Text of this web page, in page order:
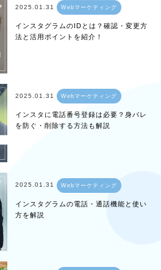
2025.01.31 Webマーケティング
インスタグラムのIDとは？確認・変更方
法と活用ポイントを紹介！
2025.01.31 Webマーケティング
インスタに電話番号登録は必要？身バレ
を防ぐ・削除する方法も解説
2025.01.31 Webマーケティング
インスタグラムの電話・通話機能と使い
方を解説